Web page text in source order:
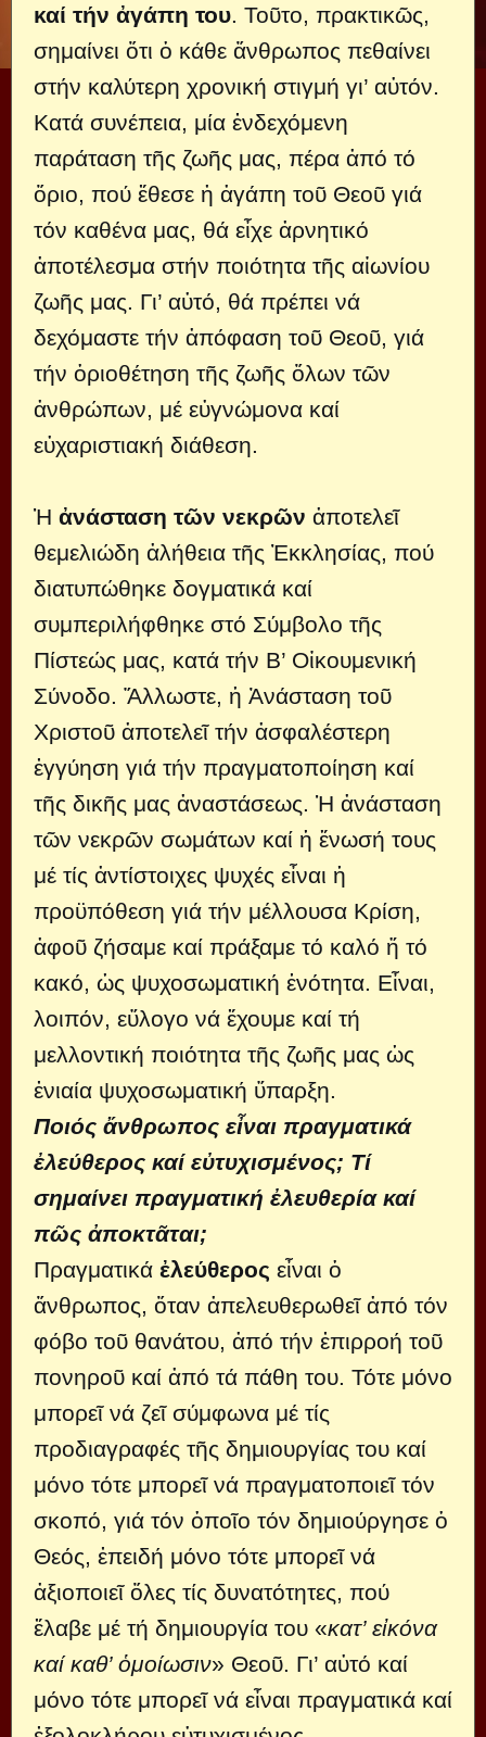
καί τήν ἀγάπη του. Τοῦτο, πρακτικῶς,
σημαίνει ὅτι ὁ κάθε ἄνθρωπος πεθαίνει
στήν καλύτερη χρονική στιγμή γι’ αὐτόν.
Κατά συνέπεια, μία ἐνδεχόμενη
παράταση τῆς ζωῆς μας, πέρα ἀπό τό
ὅριο, πού ἔθεσε ἠ ἀγάπη τοῦ Θεοῦ γιά
τόν καθένα μας, θά εἶχε ἀρνητικό
ἀποτέλεσμα στήν ποιότητα τῆς αἰωνίου
ζωῆς μας. Γι’ αὐτό, θά πρέπει νά
δεχόμαστε τήν ἀπόφαση τοῦ Θεοῦ, γιά
τήν ὁριοθέτηση τῆς ζωῆς ὄλων τῶν
ἀνθρώπων, μέ εὐγνώμονα καί
εὐχαριστιακή διάθεση.
Ἡ ἀνάσταση τῶν νεκρῶν ἀποτελεῖ
θεμελιώδη ἀλήθεια τῆς Ἐκκλησίας, πού
διατυπώθηκε δογματικά καί
συμπεριλήφθηκε στό Σύμβολο τῆς
Πίστεώς μας, κατά τήν Β’ Οἰκουμενική
Σύνοδο. Ἄλλωστε, ἡ Ἀνάσταση τοῦ
Χριστοῦ ἀποτελεῖ τήν ἀσφαλέστερη
ἐγγύηση γιά τήν πραγματοποίηση καί
τῆς δικῆς μας ἀναστάσεως. Ἡ ἀνάσταση
τῶν νεκρῶν σωμάτων καί ἡ ἕνωσή τους
μέ τίς ἀντίστοιχες ψυχές εἶναι ἡ
προϋπόθεση γιά τήν μέλλουσα Κρίση,
ἀφοῦ ζήσαμε καί πράξαμε τό καλό ἤ τό
κακό, ὡς ψυχοσωματική ἑνότητα. Εἶναι,
λοιπόν, εὔλογο νά ἔχουμε καί τή
μελλοντική ποιότητα τῆς ζωῆς μας ὡς
ἐνιαία ψυχοσωματική ὕπαρξη.
Ποιός ἄνθρωπος εἶναι πραγματικά
ἐλεύθερος καί εὐτυχισμένος; Τί
σημαίνει πραγματική ἐλευθερία καί
πῶς ἀποκτᾶται;
Πραγματικά ἐλεύθερος εἶναι ὁ
ἄνθρωπος, ὅταν ἀπελευθερωθεῖ ἀπό τόν
φόβο τοῦ θανάτου, ἀπό τήν ἐπιρροή τοῦ
πονηροῦ καί ἀπό τά πάθη του. Τότε μόνο
μπορεῖ νά ζεῖ σύμφωνα μέ τίς
προδιαγραφές τῆς δημιουργίας του καί
μόνο τότε μπορεῖ νά πραγματοποιεῖ τόν
σκοπό, γιά τόν ὁποῖο τόν δημιούργησε ὁ
Θεός, ἐπειδή μόνο τότε μπορεῖ νά
ἀξιοποιεῖ ὅλες τίς δυνατότητες, πού
ἔλαβε μέ τή δημιουργία του «κατ’ εἰκόνα
καί καθ’ ὁμοίωσιν» Θεοῦ. Γι’ αὐτό καί
μόνο τότε μπορεῖ νά εἶναι πραγματικά καί